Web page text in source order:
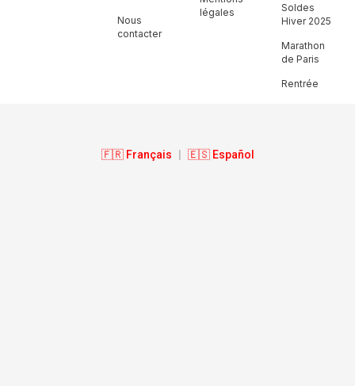
Nous
contacter
légales
Soldes
Hiver 2025
Marathon
de Paris
Rentrée
🇫🇷 Français 🇪🇸 Español